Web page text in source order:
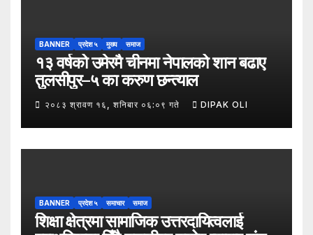
BANNER प्रदेश ५ मुख्य समाज
१३ वर्षको उमेरमै चीनमा नेपालको शान बढाए
तुलसीपुर–५ का करुण छन्त्याल
२०८३ श्रावण १६, शनिबार ०६:०९ गते DIPAK OLI
BANNER प्रदेश ५ समाचार समाज
शिक्षा क्षेत्रमा सामाजिक उत्तरदायित्वलाई